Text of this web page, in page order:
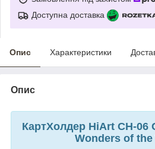
Доступна доставка
Опис Характеристики
Опис
КартХолдер HiArt CH-06
Wonders of